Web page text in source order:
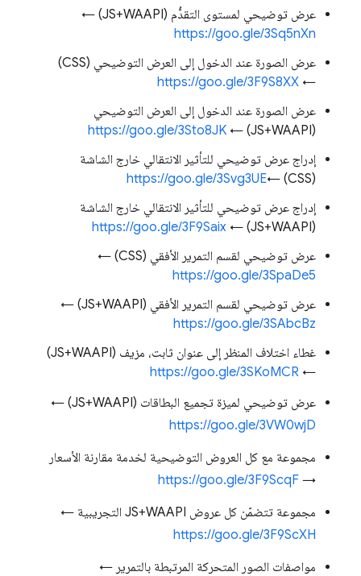
عرض توضيحي لمستوى التقدُّم (JS+WAAPI) ←
https://goo.gle/3Sq5nXn
عرض الصورة عند الدخول إلى العرض التوضيحي (CSS)
←
https://goo.gle/3F9S8XX
عرض الصورة عند الدخول إلى العرض التوضيحي
(JS+WAAPI) ←
https://goo.gle/3Sto8JK
إدراج عرض توضيحي للتأثير الانتقالي خارج الشاشة
(CSS) ←
https://goo.gle/3Svg3UE
إدراج عرض توضيحي للتأثير الانتقالي خارج الشاشة
(JS+WAAPI) ←
https://goo.gle/3F9Saix
عرض توضيحي لقسم التمرير الأفقي (CSS) ←
https://goo.gle/3SpaDe5
عرض توضيحي لقسم التمرير الأفقي (JS+WAAPI) ←
https://goo.gle/3SAbcBz
غطاء اختلاف المنظر إلى عنوان ثابت، مزيف (JS+WAAPI)
←
https://goo.gle/3SKoMCR
عرض توضيحي لميزة تجميع البطاقات (JS+WAAPI) ←
https://goo.gle/3VW0wjD
مجموعة مع كل العروض التوضيحية لخدمة مقارنة الأسعار
→
https://goo.gle/3F9ScqF
مجموعة تتضمّن كل عروض JS+WAAPI التجريبية ←
https://goo.gle/3F9ScXH
مواصفات الصور المتحركة المرتبطة بالتمرير ←